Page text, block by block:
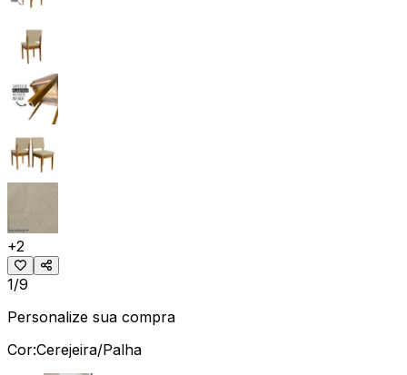
+2
1/9
Personalize sua compra
Cor:Cerejeira/Palha